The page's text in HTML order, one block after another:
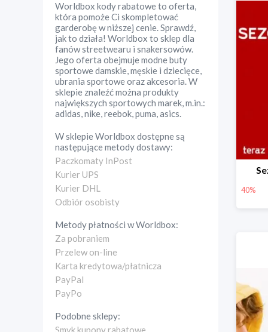
Worldbox kody rabatowe to oferta,
która pomoże Ci skompletować
garderobę w niższej cenie. Sprawdź,
jak to działa! Worldbox to sklep dla
fanów streetwearu i snakersowów.
Jego oferta obejmuje modne buty
sportowe damskie, męskie i dziecięce,
ubrania sportowe oraz akcesoria. W
sklepie znaleźć można produkty
największych sportowych marek, m.in.:
adidas, nike, reebok, puma, asics.
W sklepieWorldbox dostępne są
następujące metody dostawy:
Paczkomaty InPost
Kurier UPS
Kurier DHL
Odbiór osobisty
Metody płatności wWorldbox:
Za pobraniem
Przelew on-line
Karta kredytowa/płatnicza
PayPal
PayPo
Podobne sklepy:
Smyk kupony rabatowe
40%